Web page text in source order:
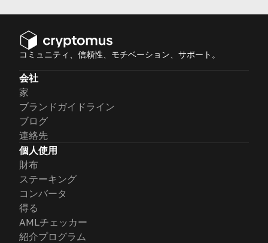
コミュニティ、信頼性、モチベーション、サポート。
会社
家
ブランドガイドライン
ブログ
連絡先
個人使用
財布
ステーキング
コンバータ
得る
AMLチェッカー
紹介プログラム